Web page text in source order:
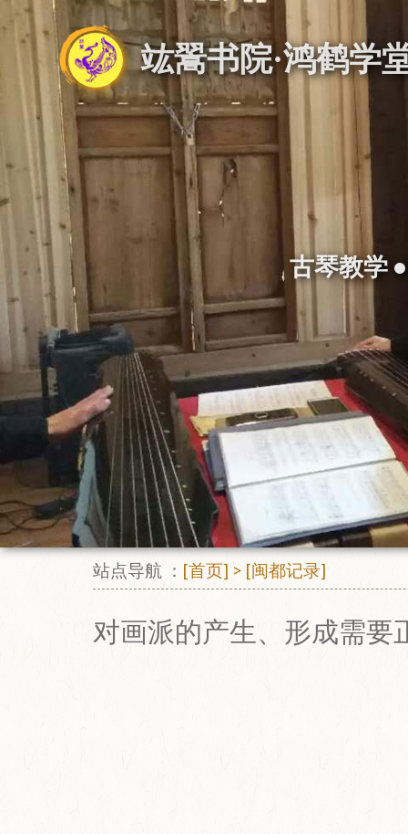
竑翯书院·鸿鹤学
古琴教学
站点导航 ： [首页] > [闽都记录]
对画派的产生、形成需要